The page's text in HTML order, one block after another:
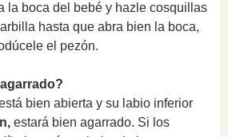
la boca del bebé y hazle cosquillas
hasta que abra bien la boca,
el pezón.
bien abierta y su labio inferior
estará bien agarrado. Si los